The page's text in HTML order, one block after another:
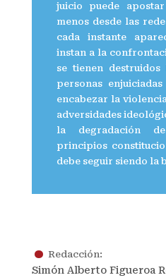
juicio puede
menos desde las
cada instante
instan a la
se tienen destruidos
personas
encabezar la
adversidades
la degradación
principios
debe seguir siendo la
. Redacción:
Simón Alberto Figueroa